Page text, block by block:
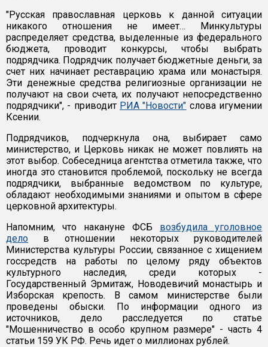
"Русская православная церковь к данной ситуации
никакого отношения не имеет… Минкультуры
распределяет средства, выделенные из федерального
бюджета, проводит конкурсы, чтобы выбрать
подрядчика. Подрядчик получает бюджетные деньги, за
счет них начинает реставрацию храма или монастыря.
Эти денежные средства религиозные организации не
получают на свои счета, их получают непосредственно
подрядчики", - приводит РИА "Новости" слова игумении
Ксении.
Подрядчиков, подчеркнула она, выбирает само
министерство, и Церковь никак не может повлиять на
этот выбор. Собеседница агентства отметила также, что
иногда это становится проблемой, поскольку не всегда
подрядчики, выбранные ведомством по культуре,
обладают необходимыми знаниями и опытом в сфере
церковной архитектуры.
Напомним, что накануне ФСБ возбудила уголовное
дело в отношении некоторых руководителей
Министерства культуры России, связанное с хищением
госсредств на работы по целому ряду объектов
культурного наследия, среди которых -
Государственный Эрмитаж, Новодевичий монастырь и
Изборская крепость. В самом министерстве были
проведены обыски. По информации одного из
источников, дело расследуется по статье
"Мошенничество в особо крупном размере" - часть 4
статьи 159 УК РФ. Речь идет о миллионах рублей.